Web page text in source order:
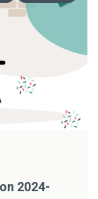
2024-